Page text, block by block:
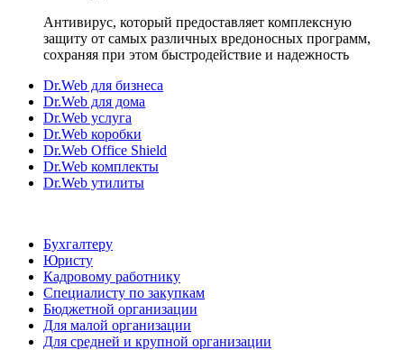
Антивирус, который предоставляет комплексную
защиту от самых различных вредоносных программ,
сохраняя при этом быстродействие и надежность
Dr.Web для бизнеса
Dr.Web для дома
Dr.Web услуга
Dr.Web коробки
Dr.Web Office Shield
Dr.Web комплекты
Dr.Web утилиты
Бухгалтеру
Юристу
Кадровому работнику
Специалисту по закупкам
Бюджетной организации
Для малой организации
Для средней и крупной организации